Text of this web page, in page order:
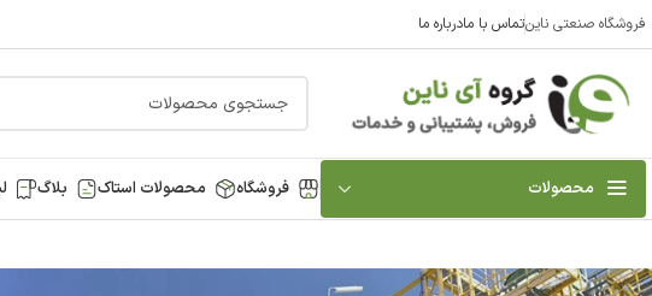
فروشگاه صنعتی ناینتماس با مادرباره ما
محصولات فروشگاه محصولات استاک بلاگ